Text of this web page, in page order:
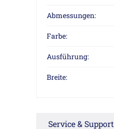
Abmessungen:
Farbe:
Ausführung:
Breite:
Service & Support